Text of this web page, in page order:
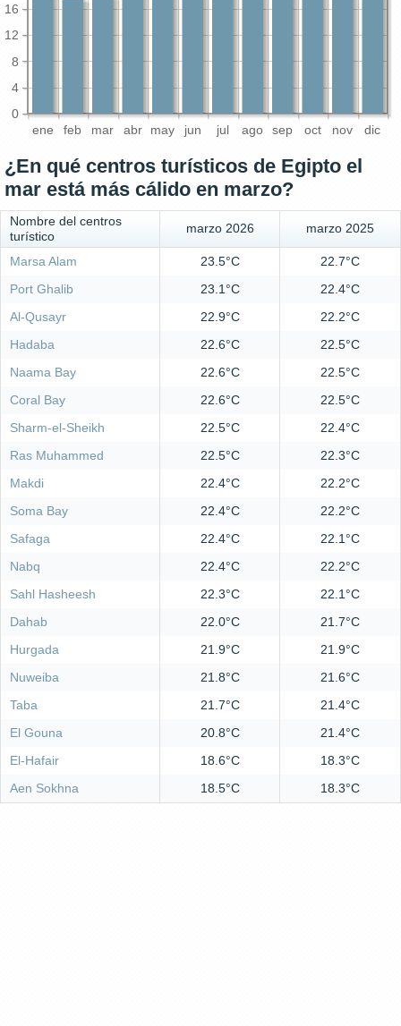
ene feb mar abr may jun jul ago sep oct nov dic
0
4
8
12
16
¿En qué centros turísticos de Egipto el
mar está más cálido en marzo?
Nombre del centros
turístico
marzo 2026 marzo 2025
Marsa Alam 23.5°C
22.7°C
Port Ghalib
23.1°C
22.4°C
Al-Qusayr
22.9°C
22.2°C
Hadaba
22.6°C
22.5°C
Naama Bay
22.6°C
22.5°C
Coral Bay
22.6°C
22.5°C
Sharm-el-Sheikh
22.5°C
22.4°C
Ras Muhammed
22.5°C
22.3°C
Makdi
22.4°C
22.2°C
Soma Bay
22.4°C
22.2°C
Safaga
22.4°C
22.1°C
Nabq
22.4°C
22.2°C
Sahl Hasheesh
22.3°C
22.1°C
Dahab
22.0°C
21.7°C
Hurgada
21.9°C
21.9°C
Nuweiba
21.8°C
21.6°C
Taba
21.7°C
21.4°C
El Gouna
20.8°C
21.4°C
El-Hafair
18.6°C
18.3°C
Aen Sokhna
18.5°C 18.3°C